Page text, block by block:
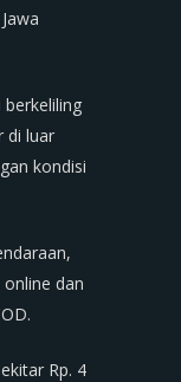
di luar
kondisi
dan
Rp. 4